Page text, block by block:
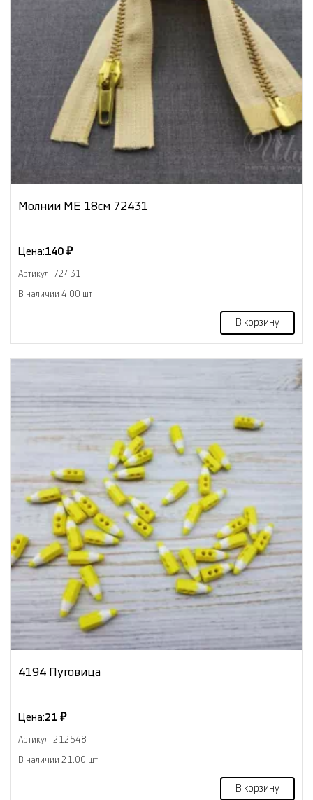
Молнии МЕ 18см 72431
Цена:140 ₽
Артикул: 72431
В наличии 4.00 шт
В корзину
4194 Пуговица
Цена:21 ₽
Артикул: 212548
В наличии 21.00 шт
В корзину